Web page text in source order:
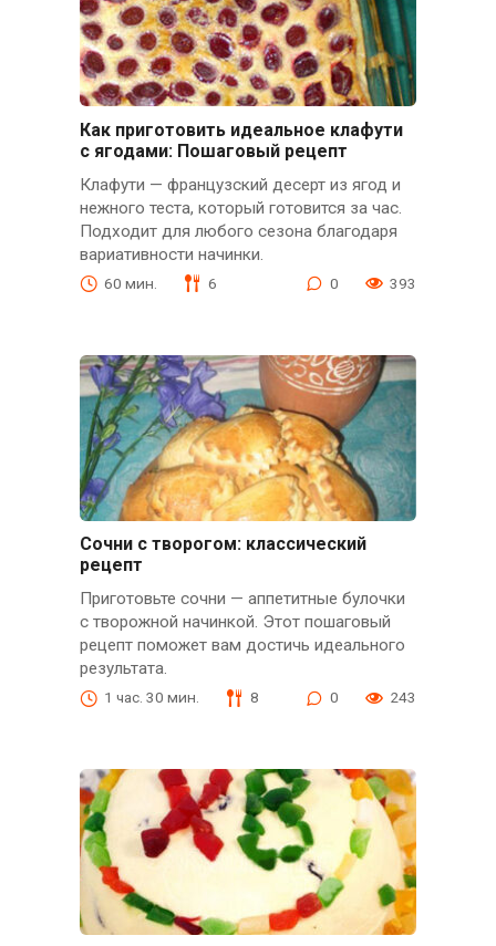
Как приготовить идеальное клафути
с ягодами: Пошаговый рецепт
Клафути — французский десерт из ягод и
нежного теста, который готовится за час.
Подходит для любого сезона благодаря
вариативности начинки.
60 мин. 6 0 393
Сочни с творогом: классический
рецепт
Приготовьте сочни — аппетитные булочки
с творожной начинкой. Этот пошаговый
рецепт поможет вам достичь идеального
результата.
1 час. 30 мин. 8 0 243